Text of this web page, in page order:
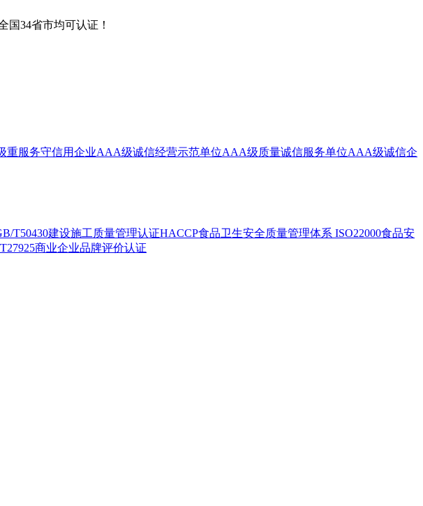
国34省市均可认证！
重服务守信用企业AAA级诚信经营示范单位AAA级质量诚信服务单位AAA级诚信企
T50430建设施工质量管理认证HACCP食品卫生安全质量管理体系 ISO22000食品安
商业企业品牌评价认证